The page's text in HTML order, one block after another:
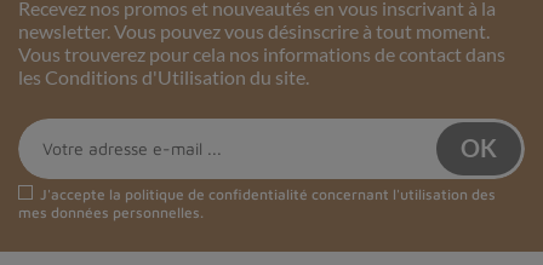
Recevez nos promos et nouveautés en vous inscrivant à la
newsletter. Vous pouvez vous désinscrire à tout moment.
Vous trouverez pour cela nos informations de contact dans
les Conditions d'Utilisation du site.
J'accepte la politique de confidentialité concernant l'utilisation des
mes données personnelles.